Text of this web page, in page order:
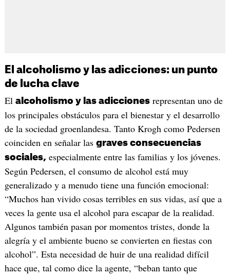
El alcoholismo y las adicciones: un punto
de lucha clave
El alcoholismo y las adiccionesrepresentan uno de
los principales obstáculos para el bienestar y el desarrollo
de la sociedad groenlandesa. Tanto Krogh como Pedersen
coinciden en señalar las graves consecuencias
sociales, especialmente entre las familias y los jóvenes.
Según Pedersen, el consumo de alcohol está muy
generalizado y a menudo tiene una función emocional:
“Muchos han vivido cosas terribles en sus vidas, así que a
veces la gente usa el alcohol para escapar de la realidad.
Algunos también pasan por momentos tristes, donde la
alegría y el ambiente bueno se convierten en fiestas con
alcohol”. Esta necesidad de huir de una realidad difícil
hace que, tal como dice la agente, “beban tanto que